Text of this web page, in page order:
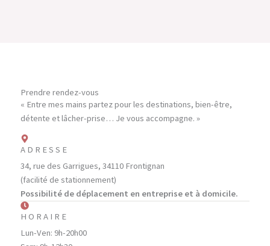
Prendre rendez-vous
« Entre mes mains partez pour les destinations, bien-être,
détente et lâcher-prise… Je vous accompagne. »
ADRESSE
34, rue des Garrigues, 34110 Frontignan
(facilité de stationnement)
Possibilité de déplacement en entreprise et à domicile.
HORAIRE
Lun-Ven: 9h-20h00